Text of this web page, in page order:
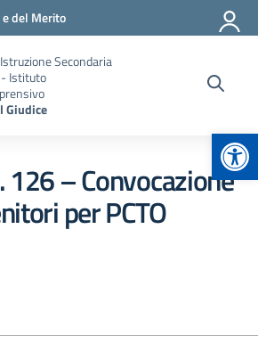
del Merito
Secondaria
Istituto
Giudice
126 – Convocazione
per PCTO